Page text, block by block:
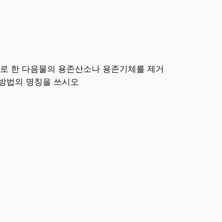
한 다음물의 용존산소나 용존기체를 제거
법의 명칭을 쓰시오